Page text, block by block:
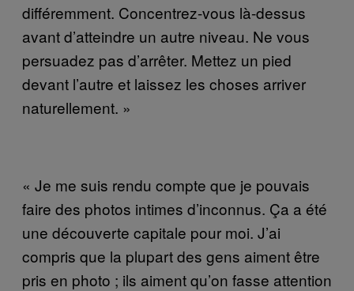
différemment. Concentrez-vous là-dessus
avant d’atteindre un autre niveau. Ne vous
persuadez pas d’arrêter. Mettez un pied
devant l’autre et laissez les choses arriver
naturellement. »
« Je me suis rendu compte que je pouvais
faire des photos intimes d’inconnus. Ça a été
une découverte capitale pour moi. J’ai
compris que la plupart des gens aiment être
pris en photo ; ils aiment qu’on fasse attention